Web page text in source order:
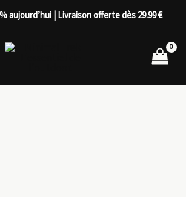
aujourd’hui | Livraison offerte dès 29.99 €